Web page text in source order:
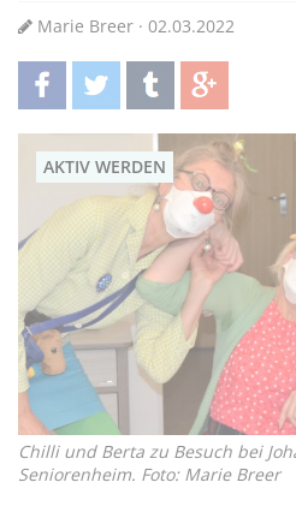
Marie Breer · 02.03.2022
teilentwittern teilen teilen
AKTIV WERDEN
Chilli und Berta zu Besuch bei
Seniorenheim. Foto: Marie Breer